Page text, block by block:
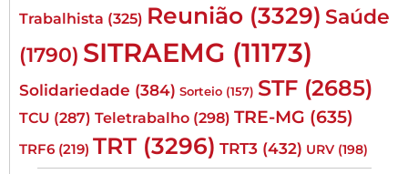
Trabalhista (325) Reunião (3329) Saúde
(1790) SITRAEMG (11173)
Solidariedade (384) Sorteio (157) STF (2685)
TCU (287) Teletrabalho (298) TRE-MG (635)
TRF6 (219) TRT (3296) TRT3 (432) URV (198)